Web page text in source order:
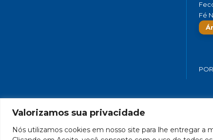
Valorizamos sua privacidade
Nós utilizamos cookies em nosso site para lhe entregar a
Fé
FEDERAÇÃO DO COMÉRCIO DE